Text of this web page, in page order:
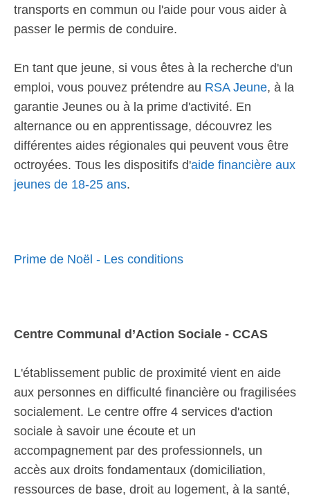
transports en commun ou l'aide pour vous aider à
passer le permis de conduire.
En tant que jeune, si vous êtes à la recherche d'un
emploi, vous pouvez prétendre au RSA Jeune, à la
garantie Jeunes ou à la prime d'activité. En
alternance ou en apprentissage, découvrez les
différentes aides régionales qui peuvent vous être
octroyées. Tous les dispositifs d'aide financière aux
jeunes de 18-25 ans.
Prime de Noël - Les conditions
Centre Communal d’Action Sociale - CCAS
L'établissement public de proximité vient en aide
aux personnes en difficulté financière ou fragilisées
socialement. Le centre offre 4 services d'action
sociale à savoir une écoute et un
accompagnement par des professionnels, un
accès aux droits fondamentaux (domiciliation,
ressources de base, droit au logement, à la santé,